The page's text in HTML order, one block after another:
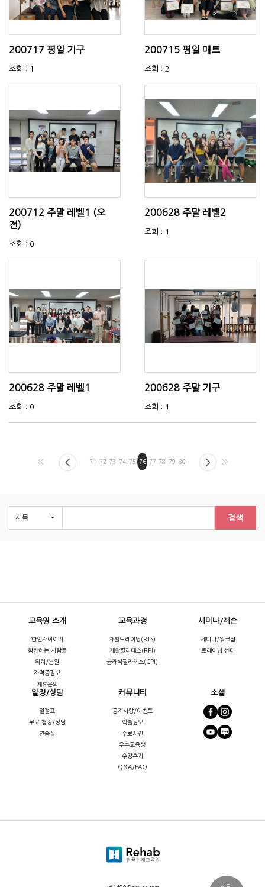
200717 평일 기구
조회 : 1
200715 평일 매트
조회 : 2
200712 주말 레벨1 (오
전)
조회 : 0
200628 주말 레벨2
조회 : 1
200628 주말 레벨1
조회 : 0
200628 주말 기구
조회 : 1
<< 71 72 73 74 75 76 77 78 79 80 >>
검색
교육원 소개
한인재이야기
함께하는 사람들
위치/분원
자격증정보
제휴문의
교육과정
재활트레이닝(RTS)
재활필라테스(RPI)
클래식필라테스(CPI)
세미나/레슨
세미나/워크샵
트레이닝 센터
일정/상담
일정표
무료 청강/상담
연습실
커뮤니티
공지사항/이벤트
학술정보
수료사진
우수교육생
수강후기
Q&A/FAQ
소셜